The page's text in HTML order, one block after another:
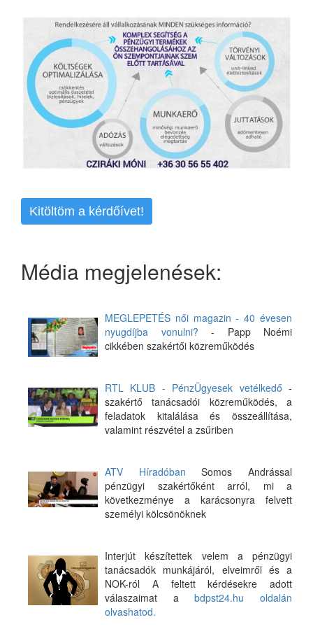
Kitöltöm a kérdőívet!
Média megjelenések:
MEGLEPETÉS női magazin - 40 évesen
nyugdíjba vonulni? - Papp Noémi
cikkében szakértői közreműködés
RTL KLUB - PénzÜgyesek vetélkedő -
szakértő tanácsadói közreműködés, a
feladatok kitalálása és összeállítása,
valamint részvétel a zsűriben
ATV Híradóban Somos Andrással
pénzügyi szakértőként arról, mi a
következménye a karácsonyra felvett
személyi kölcsönöknek
Interjút készítettek velem a pénzügyi
tanácsadók munkájáról, elveimről és a
NOK-ról A feltett kérdésekre adott
válaszaimat abdpst24.hu oldalán
olvashatod.